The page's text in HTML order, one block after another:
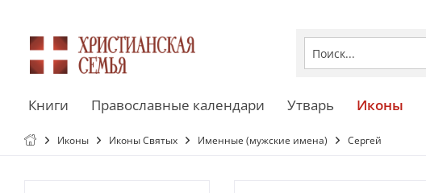
Книги Православные календари Утварь Иконы
Иконы Иконы Святых Именные (мужские имена) Сергей